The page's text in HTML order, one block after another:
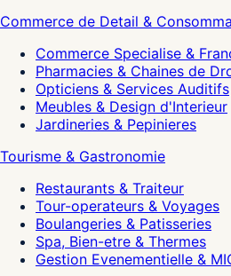
Commerce de Detail &
Commerce Specialise &
Pharmacies & Chaines de
Opticiens & Services Auditifs
Meubles & Design d'Interieur
Jardineries & Pepinieres
Tourisme & Gastronomie
Restaurants & Traiteur
Tour-operateurs & Voyages
Boulangeries & Patisseries
Spa, Bien-etre & Thermes
Gestion Evenementielle &